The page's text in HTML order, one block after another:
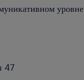
уровне
47